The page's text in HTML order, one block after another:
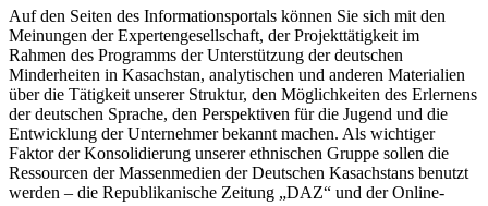
Auf den Seiten des Informationsportals können Sie sich mit den
Meinungen der Expertengesellschaft, der Projekttätigkeit im
Rahmen des Programms der Unterstützung der deutschen
Minderheiten in Kasachstan, analytischen und anderen Materialien
über die Tätigkeit unserer Struktur, den Möglichkeiten des Erlernens
der deutschen Sprache, den Perspektiven für die Jugend und die
Entwicklung der Unternehmer bekannt machen. Als wichtiger
Faktor der Konsolidierung unserer ethnischen Gruppe sollen die
Ressourcen der Massenmedien der Deutschen Kasachstans benutzt
werden – die Republikanische Zeitung „DAZ“ und der Online-